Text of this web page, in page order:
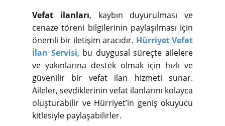
Vefat ilanları, kaybın duyurulması ve
cenaze töreni bilgilerinin paylaşılması için
önemli bir iletişim aracıdır. Hürriyet Vefat
İlan Servisi, bu duygusal süreçte ailelere
ve yakınlarına destek olmak için hızlı ve
güvenilir bir vefat ilan hizmeti sunar.
Aileler, sevdiklerinin vefat ilanlarını kolayca
oluşturabilir ve Hürriyet’in geniş okuyucu
kitlesiyle paylaşabilirler.